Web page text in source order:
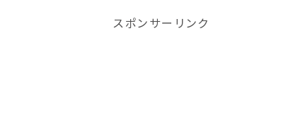
スポンサーリンク